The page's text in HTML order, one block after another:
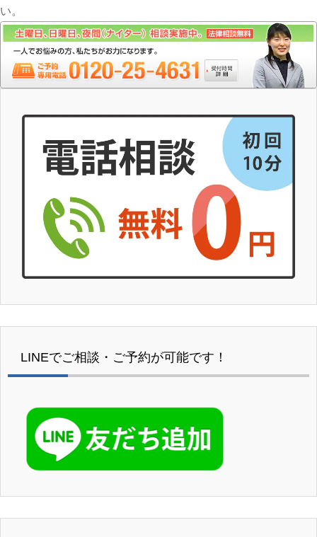
い。
LINEでご相談・ご予約が可能です！